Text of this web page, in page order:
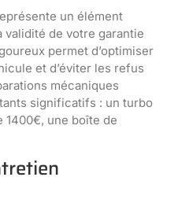
un élément
de votre garantie
permet d’optimiser
et d’éviter les refus
mécaniques
significatifs : un turbo
une boîte de